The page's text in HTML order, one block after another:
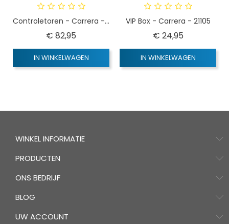
Controletoren - Carrera -...
€ 82,95
IN WINKELWAGEN
VIP Box - Carrera - 21105
€ 24,95Prijs
IN WINKELWAGEN
WINKEL INFORMATIE
PRODUCTEN
ONS BEDRIJF
BLOG
UW ACCOUNT